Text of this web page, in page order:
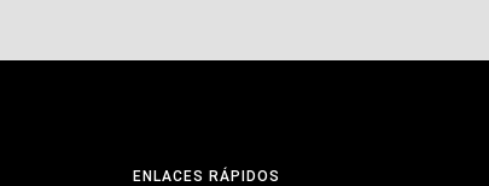
ENLACES RÁPIDOS